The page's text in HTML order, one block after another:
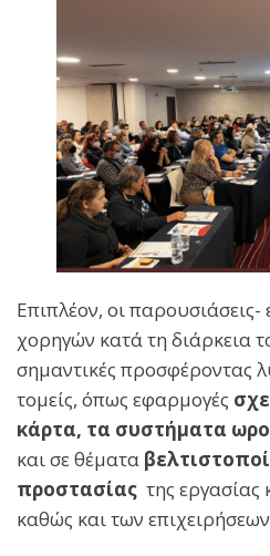
Επιπλέον, οι
χορηγών κατά τη διάρκεια
σημαντικές προσφέροντας
τομείς, όπως εφαρμογές
κάρτα, τα συστήματα
και σε θέματα
προστασίας της
καθώς και των